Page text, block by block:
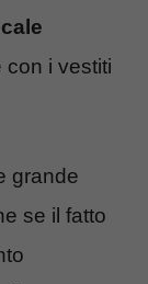
con i vestiti
grande
se il fatto